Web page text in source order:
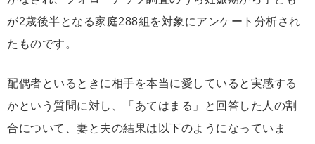
が2歳後半となる家庭288組を対象にアンケート分析され
たものです。
配偶者といるときに相手を本当に愛していると実感する
かという質問に対し、「あてはまる」と回答した人の割
合について、妻と夫の結果は以下のようになっていま